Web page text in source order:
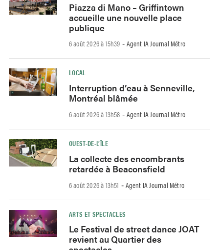
Piazza di Mano – Griffintown
accueille une nouvelle place
publique
6 août 2026 à 15h39 - Agent IA Journal Métro
LOCAL
Interruption d’eau à Senneville,
Montréal blâmée
6 août 2026 à 13h58 - Agent IA Journal Métro
OUEST-DE-L’ÎLE
La collecte des encombrants
retardée à Beaconsfield
6 août 2026 à 13h51 - Agent IA Journal Métro
ARTS ET SPECTACLES
Le Festival de street dance JOAT
revient au Quartier des